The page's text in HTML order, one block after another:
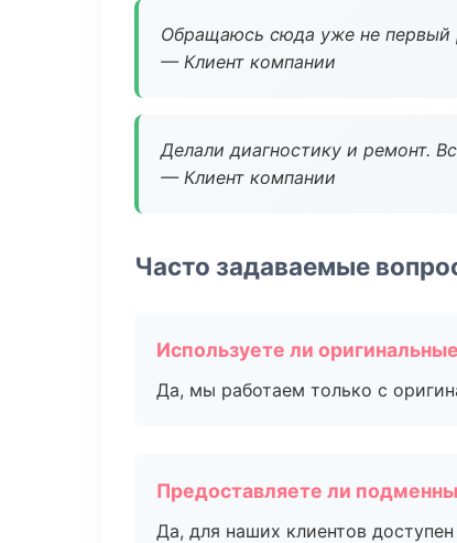
Обращаюсь сюда уже не первый
— Клиент компании
Делали диагностику и ремонт.
— Клиент компании
Часто задаваемые
Используете ли
Да, мы работаем только с
Предоставляете ли
Да, для наших клиентов